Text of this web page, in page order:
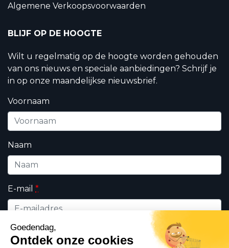
Algemene Verkoopsvoorwaarden
BLIJF OP DE HOOGTE
Wilt u regelmatig op de hoogte worden gehouden
van ons nieuws en speciale aanbiedingen? Schrijf je
in op onze maandelijkse nieuwsbrief.
Voornaam
Naam
E-mail *
Wie bent u ?